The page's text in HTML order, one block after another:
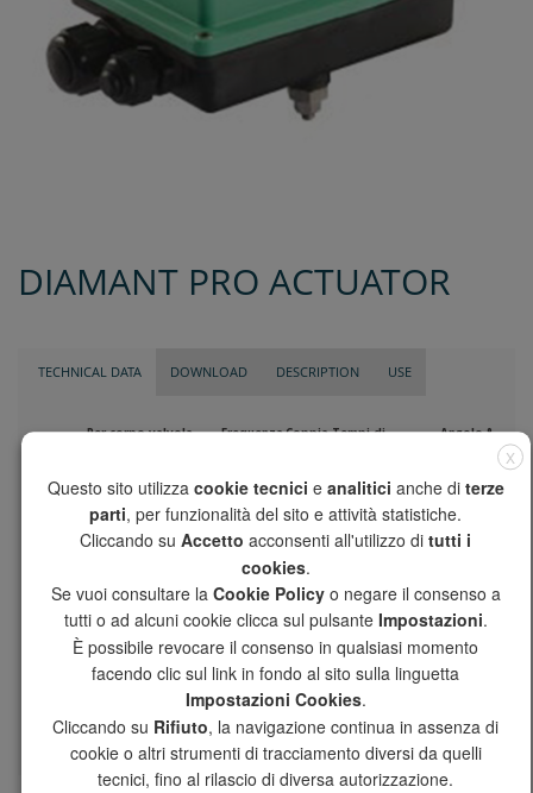
DIAMANT PRO ACTUATOR
TECHNICAL DATA DOWNLOAD DESCRIPTION USE
Per corpo valvola
FrequenzaCoppia Tempi di
Angolo °
2 - 3 VIE / WAY 50/60 Hz 90°
DY212P22 - 3 VIE / WAY 110V50/60 Hz 11 Nm 35 sec 90°
DY322P2 3 VIE / WAY 230V50/60 Hz 11 Nm 70 sec 180°
DY342P23 VIE / WAY 24V 50/60 Hz 11 Nm 70 sec 180°
X
Questo sito utilizza cookie tecnici e analitici anche di terze
parti, per funzionalità del sito e attività statistiche.
Cliccando su Accetto acconsenti all'utilizzo di tutti i
cookies.
Se vuoi consultare la Cookie Policyo negare il consenso a
tutti o ad alcuni cookie clicca sul pulsante Impostazioni.
È possibile revocare il consenso in qualsiasi momento
facendo clic sul link in fondo al sito sulla linguetta
Impostazioni Cookies.
Cliccando su Rifiuto, la navigazione continua in assenza di
cookie o altri strumenti di tracciamento diversi da quelli
tecnici, fino al rilascio di diversa autorizzazione.